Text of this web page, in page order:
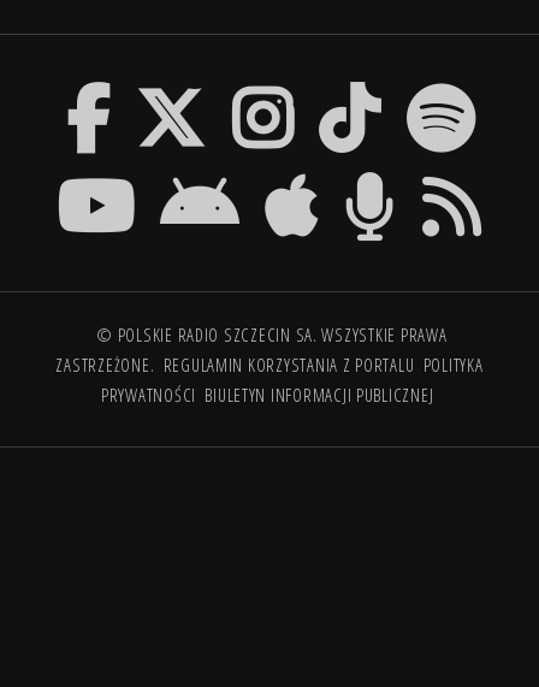
© POLSKIE RADIO SZCZECIN SA. WSZYSTKIE PRAWA
ZASTRZEŻONE. REGULAMIN KORZYSTANIA Z PORTALU POLITYKA
PRYWATNOŚCI BIULETYN INFORMACJI PUBLICZNEJ